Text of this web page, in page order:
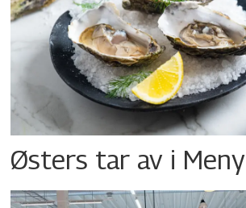
Østers tar av i Meny